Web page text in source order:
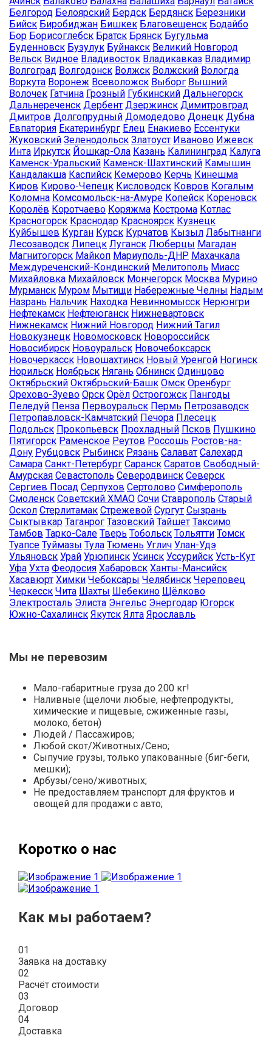
Белгород Белоярский Бердск Бердянск Березники
Бийск Биробиджан Бишкек Благовещенск Бодайбо
Бор Борисоглебск Братск Брянск Бугульма
Буденновск Бузулук Буйнакск Великий Новгород
Вельск Видное Владивосток Владикавказ Владимир
Волгоград Волгодонск Волжск Волжский Вологда
Воркута Воронеж Всеволожск Выборг Вышний
Волочек Гатчина Грозный Губкинский Дальнегорск
Дальнереченск Дербент Дзержинск Димитровград
Дмитров Долгопрудный Домодедово Донецк Дубна
Евпатория Екатеринбург Елец Енакиево Ессентуки
Жуковский Зеленодольск Златоуст Иваново Ижевск
Инта Иркутск Йошкар-Ола Казань Калининград Калуга
Каменск-Уральский Каменск-Шахтинский Камышин
Кандалакша Каспийск Кемерово Керчь Кинешма
Киров Кирово-Чепецк Кисловодск Ковров Когалым
Коломна Комсомольск-на-Амуре Копейск Кореновск
Королёв Коротчаево Коряжма Кострома Котлас
Красногорск Краснодар Красноярск Кузнецк
Куйбышев Курган Курск Курчатов Кызыл Лабытнанги
Лесозаводск Липецк Луганск Люберцы Магадан
Магнитогорск Майкоп Мариуполь-ДНР Махачкала
Междуреченский-Кондинский Мелитополь Миасс
Михайловка Михайловск Мончегорск Москва Мурино
Мурманск Муром Мытищи Набережные Челны Надым
Назрань Нальчик Находка Невинномысск Нерюнгри
Нефтекамск Нефтеюганск Нижневартовск
Нижнекамск Нижний Новгород Нижний Тагил
Новокузнецк Новомосковск Новороссийск
Новосибирск Новоуральск Новочебоксарск
Новочеркасск Новошахтинск Новый Уренгой Ногинск
Норильск Ноябрьск Нягань Обнинск Одинцово
Октябрьский Октябрьский-Башк Омск Оренбург
Орехово-Зуево Орск Орёл Острогожск Пангоды
Пеледуй Пенза Первоуральск Пермь Петрозаводск
Петропавловск-Камчатский Печора Плесецк
Подольск Прокопьевск Прохладный Псков Пушкино
Пятигорск Раменское Реутов Россошь Ростов-на-
Дону Рубцовск Рыбинск Рязань Салават Салехард
Самара Санкт-Петербург Саранск Саратов Свободный-
Амурская Севастополь Северодвинск Северск
Сергиев Посад Серпухов Сертолово Симферополь
Смоленск Советский ХМАО Сочи Ставрополь Старый
Оскол Стерлитамак Стрежевой Сургут Сызрань
Сыктывкар Таганрог Тазовский Тайшет Таксимо
Тамбов Тарко-Сале Тверь Тобольск Тольятти Томск
Туапсе Туймазы Тула Тюмень Углич Улан-Удэ
Ульяновск Урай Урюпинск Усинск Уссурийск Усть-Кут
Уфа Ухта Феодосия Хабаровск Ханты-Мансийск
Хасавюрт Химки Чебоксары Челябинск Череповец
Черкесск Чита Шахты Шебекино Щёлково
Электросталь Элиста Энгельс Энергодар Югорск
Южно-Сахалинск Якутск Ялта Ярославль
Мы не перевозим
Мало-габаритные груза до 200 кг!
Наливные (щелочи любые, нефтепродукты,
химические и пищевые, сжиженные газы,
молоко, бетон)
Людей / Пассажиров;
Любой скот/Животных/Сено;
Сыпучие грузы, только упакованные (биг-беги,
мешки);
Арбузы/сено/животных;
Не предоставляем транспорт для фруктов и
овощей для продажи с авто;
Коротко о нас
Как мы работаем?
01
Заявка на доставку
02
Расчёт стоимости
03
Договор
04
Доставка